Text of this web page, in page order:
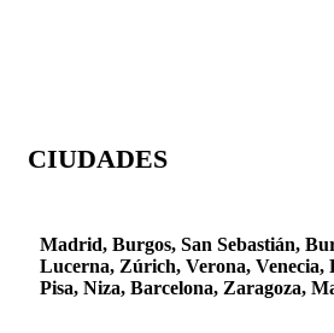
CIUDADES
Madrid, Burgos, San Sebastián,
Lucerna, Zúrich, Verona, Venecia,
Pisa, Niza, Barcelona, Zaragoza,